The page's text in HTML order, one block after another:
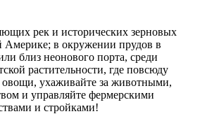
рек и исторических зерновых
Америке; в окружении прудов в
близ неонового порта, среди
растительности, где повсюду
овощи, ухаживайте за животными,
и управляйте фермерскими
и стройками!